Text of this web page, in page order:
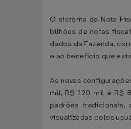
O sistema da Nota
bilhões de notas
dados da Fazenda,
e ao benefício que
As novas
mil, R$ 120 mil e R$
padrões
visualizadas pelos